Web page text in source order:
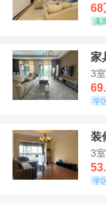
68
满
家
3
学
装
3
学